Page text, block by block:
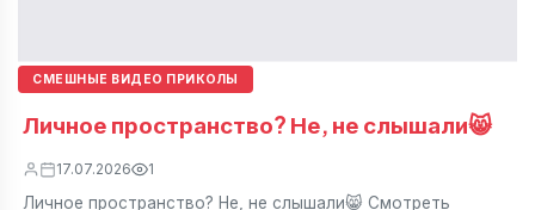
СМЕШНЫЕ ВИДЕО ПРИКОЛЫ
Личное пространство? Не, не слышали😸
17.07.2026 1
Личное пространство? Не, не слышали😸 Смотреть